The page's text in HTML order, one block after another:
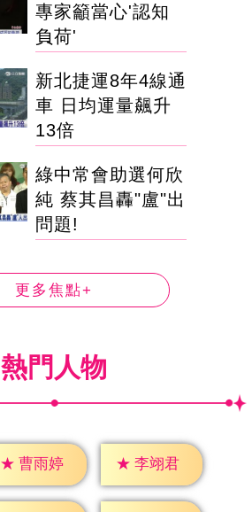
專家籲當心'認知
負荷'
新北捷運8年4線通
車 日均運量飆升
13倍
綠中常會助選何欣
純 蔡其昌轟"盧"出
問題!
更多焦點+
熱門人物
★ 曹雨婷 ★ 李翊君